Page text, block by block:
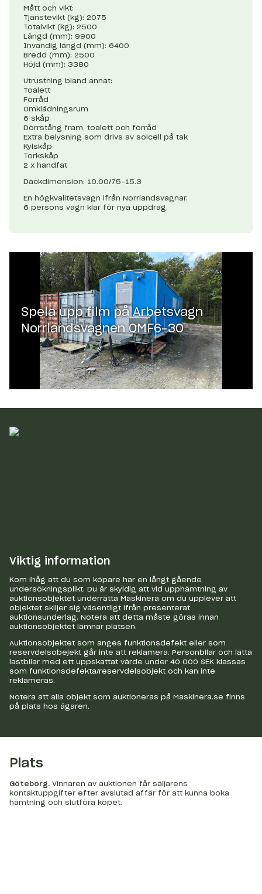
Mått och vikt:
Tjänstevikt (kg): 2075
Totalvikt (kg): 2500
Längd (mm): 9900
Invändig längd (mm): 6400
Bredd (mm): 2500
Höjd (mm): 3380
Utrustning bland annat:
Toalett
Förråd
Omklädningsrum
6 skåp
Dörrstång fram, toalett och förråd
Extra belysning som drivs av solcell på tak
Kylskåp
Torkskåp
2 x handfat
Däckdimension: 10.00/75-15.3
En högkvalitetsvagn ifrån Norrlandsvagnar.
6 persons vagn klar för nya uppdrag.
Spela upp film påArbetsvagn
Norrlandsvagnen OMF6-30
Viktig information
Kom ihåg att du som köpare har en långt gående
undersökningsplikt. Du är skyldig att vid upphämtning av
auktionsobjektet underrätta Maskinera om du upplever att
objektet skiljer sig väsentligt ifrån presenterat
auktionsunderlag. Notera att detta måste göras innan
auktionsobjektet lämnar platsen.
Auktionsobjektet som anges funktionsdefekt eller som
reservdelsobejekt går inte att reklamera. Personbilar och lätta
lastbilar med ett uppskattat värde under 40 000 SEK klassas
som funktionsdefekta/reservdelsobjekt och kan inte
reklameras.
Notera att alla objekt som auktioneras på Maskinera.se finns
på plats hos ägaren.
Plats
Göteborg. Vinnaren av auktionen får säljarens
kontaktuppgifter efter avslutad affär för att kunna boka
hämtning och slutföra köpet.